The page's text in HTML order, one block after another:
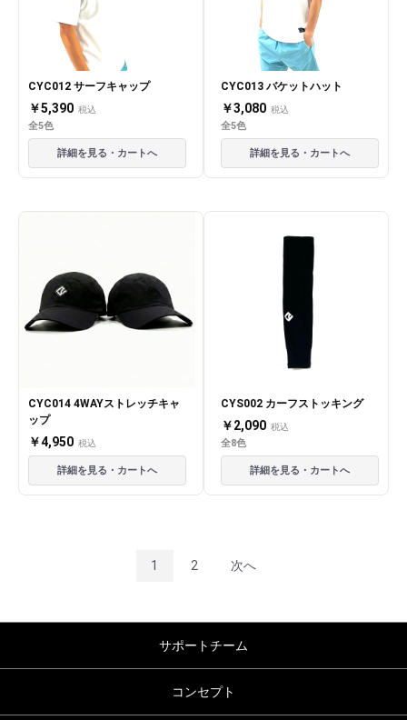
CYC012 サーフキャップ
￥5,390 税込
全5色
詳細を見る・カートへ
CYC013 バケットハット
￥3,080 税込
全5色
詳細を見る・カートへ
CYC014 4WAYストレッチキャ
ップ
￥4,950 税込
詳細を見る・カートへ
CYS002 カーフストッキング
￥2,090 税込
全8色
詳細を見る・カートへ
1 2 次へ
サポートチーム
コンセプト